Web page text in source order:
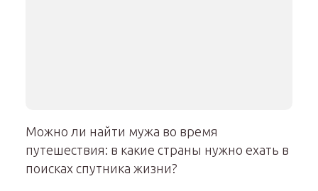
Можно ли найти мужа во время
путешествия: в какие страны нужно ехать в
поисках спутника жизни?